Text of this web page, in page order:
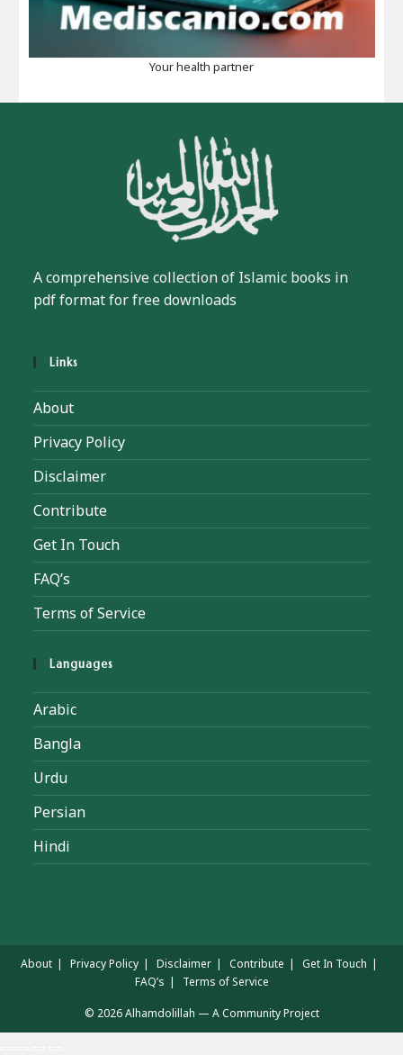
Your health partner
A comprehensive collection of Islamic books in
pdf format for free downloads
Links
About
Privacy Policy
Disclaimer
Contribute
Get In Touch
FAQ’s
Terms of Service
Languages
Arabic
Bangla
Urdu
Persian
Hindi
About Privacy Policy Disclaimer Contribute
Get In Touch
FAQ’s
Terms of Service
© 2026 Alhamdolillah — A Community Project